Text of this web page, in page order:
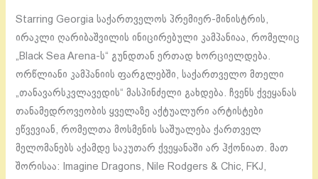
Starring Georgia საქართველოს პრემიერ-მინისტრის,
ირაკლი ღარიბაშვილის ინიცირებული კამპანიაა, რომელიც
„Black Sea Arena-ს“ გუნდთან ერთად ხორციელდება.
ორწლიანი კამპანიის ფარგლებში, საქართველო მთელი
„თანავარსკვლავედის“ მასპინძელი გახდება. ჩვენს ქვეყანას
თანამედროვეობის ყველაზე აქტუალური არტისტები
ეწვევიან, რომელთა მოსმენის საშუალება ქართველ
მელომანებს აქამდე საკუთარ ქვეყანაში არ ჰქონიათ. მათ
შორისაა: Imagine Dragons, Nile Rodgers & Chic, FKJ,